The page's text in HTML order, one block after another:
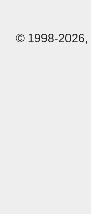
© 1998-2026,